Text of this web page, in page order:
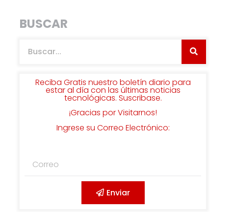
BUSCAR
Reciba Gratis nuestro boletín diario para
estar al día con las últimas noticias
tecnológicas. Suscribase.
¡Gracias por Visitarnos!
Ingrese su Correo Electrónico:
Enviar